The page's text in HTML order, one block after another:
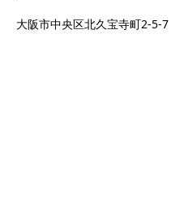
大阪市中央区北久宝寺町2-5-7